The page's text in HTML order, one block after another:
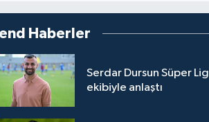
Haberler
Serdar Dursun Süper Lig
ekibiyle anlaştı